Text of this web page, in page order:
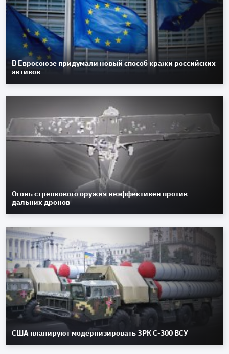
В Евросоюзе придумали новый способ кражи российских
активов
Огонь стрелкового оружия неэффективен против
дальних дронов
США планируют модернизировать ЗРК С-300 ВСУ